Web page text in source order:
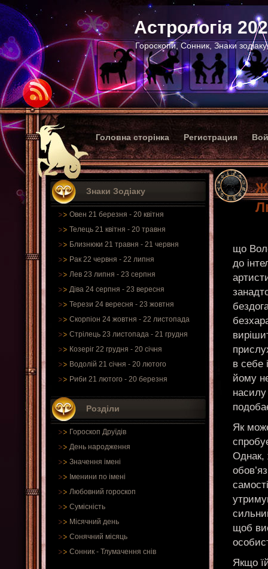
Астрологія
Гороскопи, Сонник, Знаки
Головна сторінка Регистрация
Знаки Зодіаку
Овен 21 березня - 20 квітня
Телець 21 квітня - 20 травня
Близнюки 21 травня - 21 червня
Рак 22 червня - 22 липня
Лев 23 липня - 23 серпня
Діва 24 серпня - 23 вересня
Терези 24 вересня - 23 жовтня
Скорпіон 24 жовтня - 22 листопада
Стрілець 23 листопада - 21 грудня
Козеріг 22 грудня - 20 січня
Водолій 21 січня - 20 лютого
Риби 21 лютого - 20 березня
Розділи
Гороскоп Друїдів
День народження
Значення імені
Іменини по імені
Любовний гороскоп
Сумісність
Місячний день
Сонячний місяць
Сонник - Тлумачення снів
що
до
в себе
йому
Як
Однак,
щоб
Якщо